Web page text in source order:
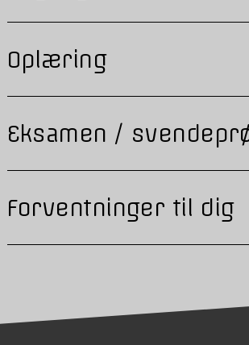
Oplæring
Eksamen /
Forventninger til dig